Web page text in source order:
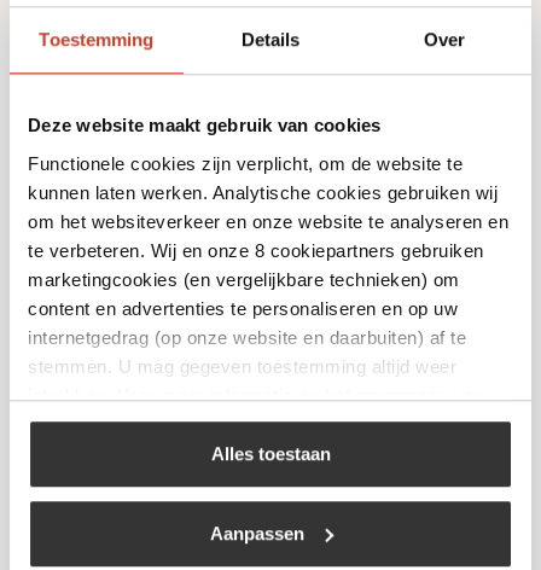
Toestemming Details Over
Deze website maakt gebruik van cookies
Functionele cookies zijn verplicht, om de website te
kunnen laten werken. Analytische cookies gebruiken wij
om het websiteverkeer en onze website te analyseren en
te verbeteren. Wij en onze 8 cookiepartners gebruiken
marketingcookies (en vergelijkbare technieken) om
content en advertenties te personaliseren en op uw
internetgedrag (op onze website en daarbuiten) af te
stemmen. U mag gegeven toestemming altijd weer
intrekken. Voor meer informatie en het aanpassen van
uw keuze op onze website verwijzen wij u naar ons
Alles toestaan
Aanpassen
Olive Forged Bread Knife
€61,95
Bekijk